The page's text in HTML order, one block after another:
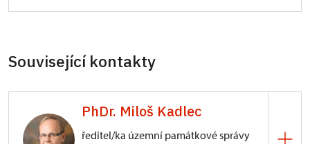
Související kontakty
PhDr. Miloš Kadlec
ředitel/ka územní památkové správy